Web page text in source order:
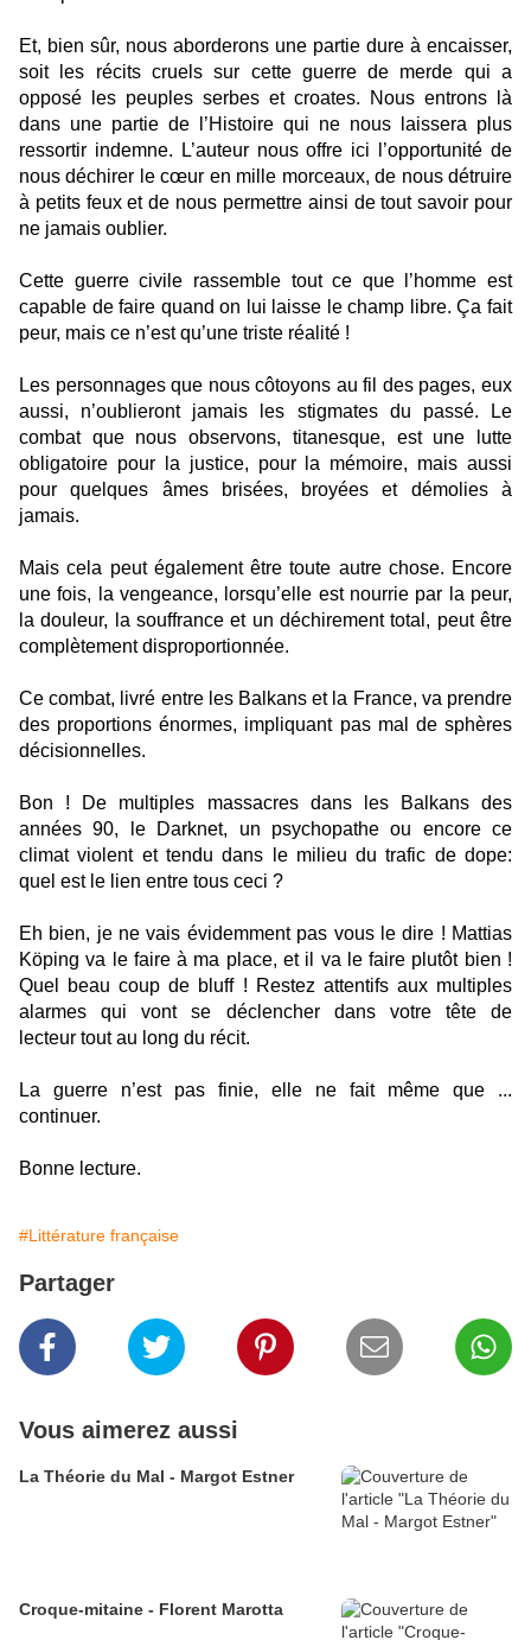
Et, bien sûr, nous aborderons une partie dure à encaisser,
soit les récits cruels sur cette guerre de merde qui a
opposé les peuples serbes et croates. Nous entrons là
dans une partie de l’Histoire qui ne nous laissera plus
ressortir indemne. L’auteur nous offre ici l’opportunité de
nous déchirer le cœur en mille morceaux, de nous détruire
à petits feux et de nous permettre ainsi de tout savoir pour
ne jamais oublier.
Cette guerre civile rassemble tout ce que l’homme est
capable de faire quand on lui laisse le champ libre. Ça fait
peur, mais ce n’est qu’une triste réalité !
Les personnages que nous côtoyons au fil des pages, eux
aussi, n’oublieront jamais les stigmates du passé. Le
combat que nous observons, titanesque, est une lutte
obligatoire pour la justice, pour la mémoire, mais aussi
pour quelques âmes brisées, broyées et démolies à
jamais.
Mais cela peut également être toute autre chose. Encore
une fois, la vengeance, lorsqu’elle est nourrie par la peur,
la douleur, la souffrance et un déchirement total, peut être
complètement disproportionnée.
Ce combat, livré entre les Balkans et la France, va prendre
des proportions énormes, impliquant pas mal de sphères
décisionnelles.
Bon ! De multiples massacres dans les Balkans des
années 90, le Darknet, un psychopathe ou encore ce
climat violent et tendu dans le milieu du trafic de dope:
quel est le lien entre tous ceci ?
Eh bien, je ne vais évidemment pas vous le dire ! Mattias
Köping va le faire à ma place, et il va le faire plutôt bien !
Quel beau coup de bluff ! Restez attentifs aux multiples
alarmes qui vont se déclencher dans votre tête de
lecteur tout au long du récit.
La guerre n’est pas finie, elle ne fait même que ...
continuer.
Bonne lecture.
#Littérature française
Partager
Vous aimerez aussi
La Théorie du Mal - Margot Estner
Croque-mitaine - Florent Marotta